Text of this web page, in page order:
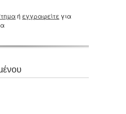
ή εγγραφείτε για